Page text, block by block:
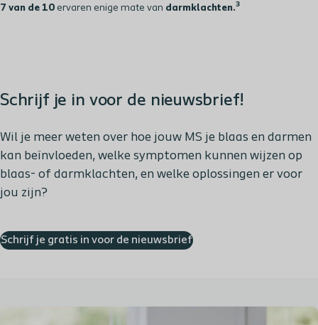
7 van de 10 ervaren enige mate van darmklachten.3
Schrijf je in voor de nieuwsbrief!
Wil je meer weten over hoe jouw MS je blaas en darmen
kan beïnvloeden, welke symptomen kunnen wijzen op
blaas- of darmklachten, en welke oplossingen er voor
jou zijn?
Schrijf je gratis in voor de nieuwsbrief